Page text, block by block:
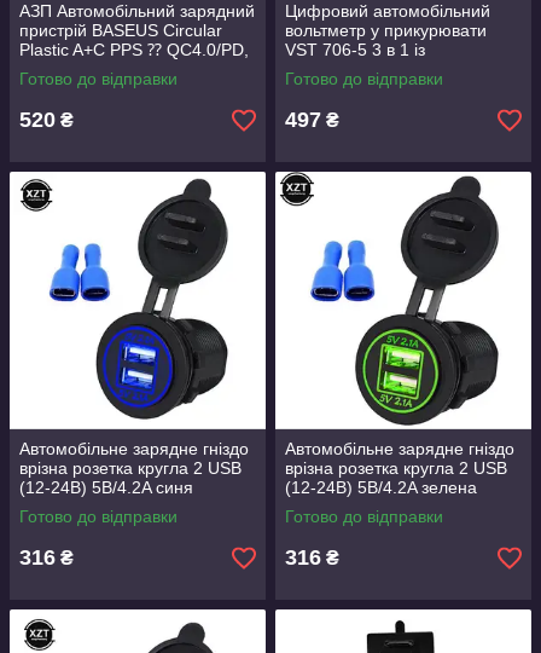
АЗП Автомобільний зарядний
пристрій BASEUS Circular
Plastic A+C PPS ⁇ QC4.0/PD,
1 USB/1Type-C, 5 A ⁇ (black)
Готово до відправки
520 ₴
Цифровий автомобільний
вольтметр у прикурювати
VST 706-5 3 в 1 із
заряджанням через USB і
термометр довга ніжка
Готово до відправки
497 ₴
Автомобільне зарядне гніздо
врізна розетка кругла 2 USB
(12-24В) 5В/4.2A синя
підсвітка
Готово до відправки
316 ₴
Автомобільне зарядне гніздо
врізна розетка кругла 2 USB
(12-24В) 5В/4.2A зелена
підсвітка
Готово до відправки
316 ₴